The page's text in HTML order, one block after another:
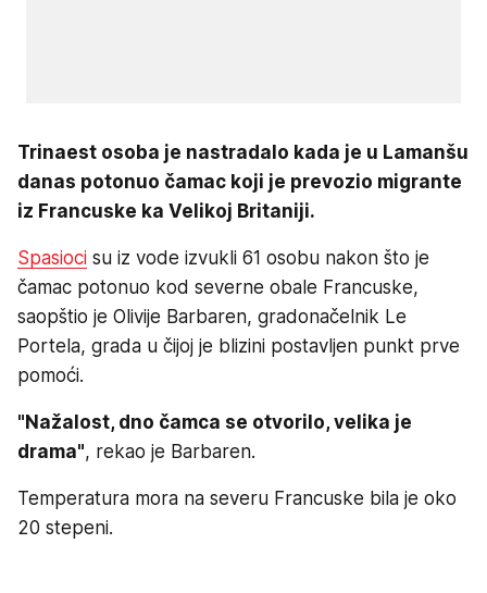
Trinaest osoba je nastradalo kada je u Lamanšu
danas potonuo čamac koji je prevozio migrante
iz Francuske ka Velikoj Britaniji.
Spasioci su iz vode izvukli 61 osobu nakon što je
čamac potonuo kod severne obale Francuske,
saopštio je Olivije Barbaren, gradonačelnik Le
Portela, grada u čijoj je blizini postavljen punkt prve
pomoći.
"Nažalost, dno čamca se otvorilo, velika je
drama", rekao je Barbaren.
Temperatura mora na severu Francuske bila je oko
20 stepeni.